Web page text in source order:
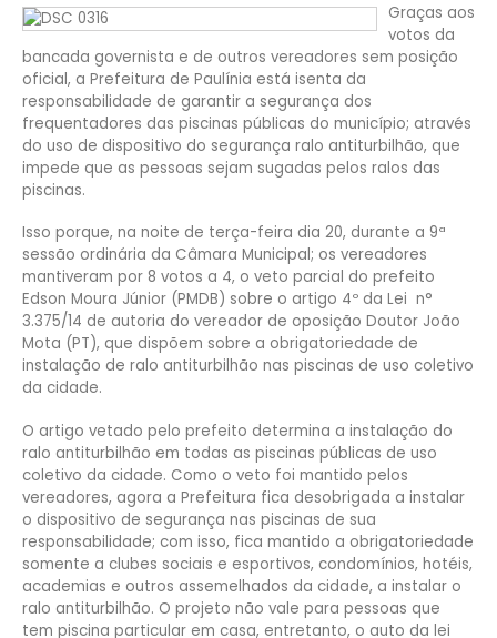
Graças aos
votos da
bancada governista e de outros vereadores sem posição
oficial, a Prefeitura de Paulínia está isenta da
responsabilidade de garantir a segurança dos
frequentadores das piscinas públicas do município; através
do uso de dispositivo do segurança ralo antiturbilhão, que
impede que as pessoas sejam sugadas pelos ralos das
piscinas.
Isso porque, na noite de terça-feira dia 20, durante a 9ª
sessão ordinária da Câmara Municipal; os vereadores
mantiveram por 8 votos a 4, o veto parcial do prefeito
Edson Moura Júnior (PMDB) sobre o artigo 4º da Lei n°
3.375/14 de autoria do vereador de oposição Doutor João
Mota (PT), que dispõem sobre a obrigatoriedade de
instalação de ralo antiturbilhão nas piscinas de uso coletivo
da cidade.
O artigo vetado pelo prefeito determina a instalação do
ralo antiturbilhão em todas as piscinas públicas de uso
coletivo da cidade. Como o veto foi mantido pelos
vereadores, agora a Prefeitura fica desobrigada a instalar
o dispositivo de segurança nas piscinas de sua
responsabilidade; com isso, fica mantido a obrigatoriedade
somente a clubes sociais e esportivos, condomínios, hotéis,
academias e outros assemelhados da cidade, a instalar o
ralo antiturbilhão. O projeto não vale para pessoas que
tem piscina particular em casa, entretanto, o auto da lei